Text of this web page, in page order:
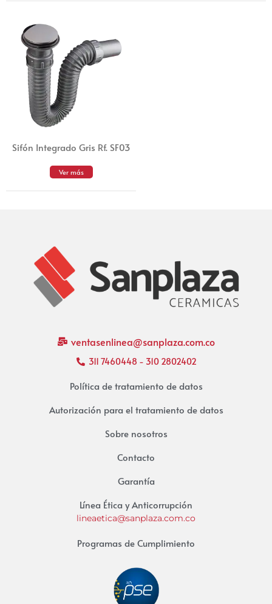
Sifón Integrado Gris Rf. SF03
Ver más
ventasenlinea@sanplaza.com.co
311 7460448 - 310 2802402
Política de tratamiento de datos
Autorización para el tratamiento de datos
Sobre nosotros
Contacto
Garantía
Línea Ética y Anticorrupción
lineaetica@sanplaza.com.co
Programas de Cumplimiento